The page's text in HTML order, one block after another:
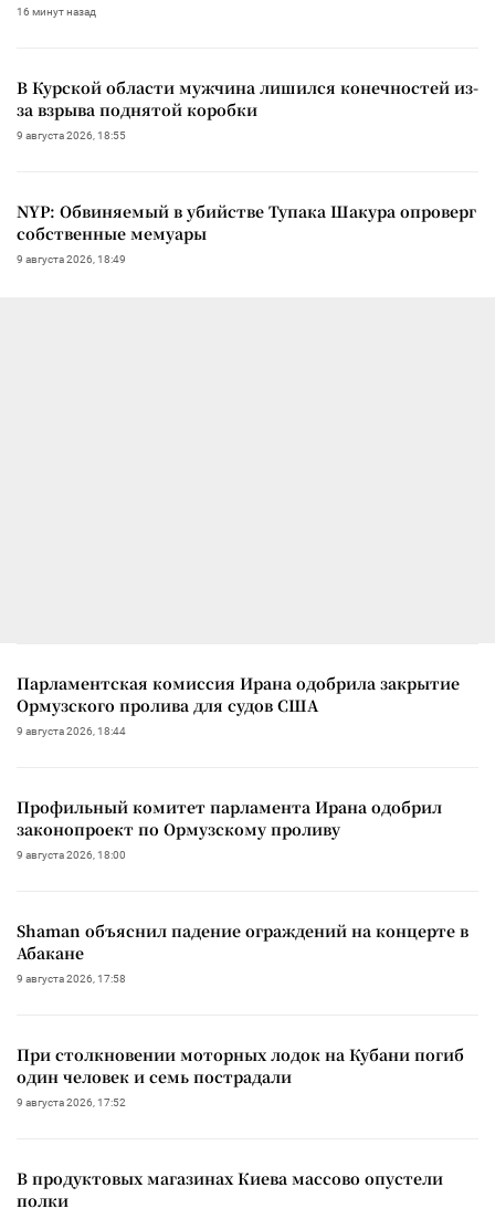
16 минут назад
В Курской области мужчина лишился конечностей из-
за взрыва поднятой коробки
9 августа 2026, 18:55
NYP: Обвиняемый в убийстве Тупака Шакура опроверг
собственные мемуары
9 августа 2026, 18:49
Парламентская комиссия Ирана одобрила закрытие
Ормузского пролива для судов США
9 августа 2026, 18:44
Профильный комитет парламента Ирана одобрил
законопроект по Ормузскому проливу
9 августа 2026, 18:00
Shaman объяснил падение ограждений на концерте в
Абакане
9 августа 2026, 17:58
При столкновении моторных лодок на Кубани погиб
один человек и семь пострадали
9 августа 2026, 17:52
В продуктовых магазинах Киева массово опустели
полки